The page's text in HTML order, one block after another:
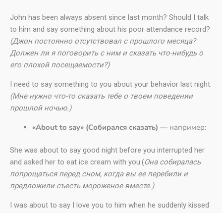
John has been always absent since last month? Should I talk
to him and say something about his poor attendance record?
(Джон постоянно отсутствовал с прошлого месяца?
Должен ли я поговорить с ним и сказать что-нибудь о
его плохой посещаемости?)
I need to say something to you about your behavior last night.
(Мне нужно что-то сказать тебе о твоем поведении
прошлой ночью.)
«About to say» (Собирался сказать) — например:
She was about to say good night before you interrupted her
and asked her to eat ice cream with you.(Она собиралась
попрощаться перед сном, когда вы ее перебили и
предложили съесть мороженое вместе.)
I was about to say I love you to him when he suddenly kissed